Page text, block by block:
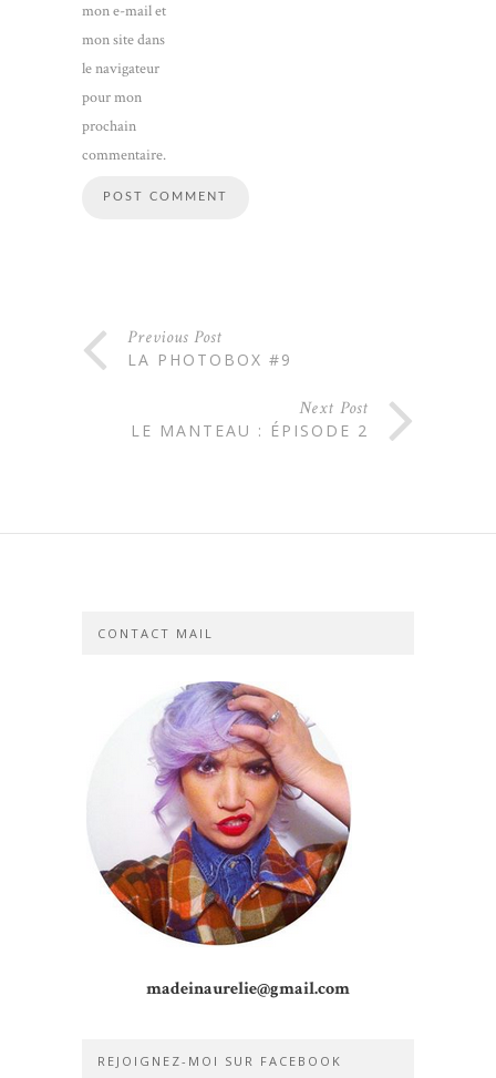
mon e-mail et
mon site dans
le navigateur
pour mon
prochain
commentaire.
Previous Post
LA PHOTOBOX #9
Next Post
LE MANTEAU : ÉPISODE 2
CONTACT MAIL
madeinaurelie@gmail.com
REJOIGNEZ-MOI SUR FACEBOOK